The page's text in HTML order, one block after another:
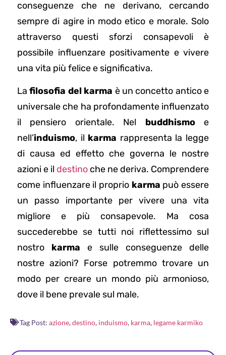
conseguenze che ne derivano, cercando
sempre di agire in modo etico e morale. Solo
attraverso questi sforzi consapevoli è
possibile influenzare positivamente e vivere
una vita più felice e significativa.
Lafilosofia del karma è un concetto antico e
universale che ha profondamente influenzato
il pensiero orientale. Nel buddhismoe
nell’induismo, il karma rappresenta la legge
di causa ed effetto che governa le nostre
azioni e il destino che ne deriva. Comprendere
come influenzare il proprio karma può essere
un passo importante per vivere una vita
migliore e più consapevole. Ma cosa
succederebbe se tutti noi riflettessimo sul
nostro karma e sulle conseguenze delle
nostre azioni? Forse potremmo trovare un
modo per creare un mondo più armonioso,
dove il bene prevale sul male.
Tag Post: azione,destino, induismo, karma, legame karmiko